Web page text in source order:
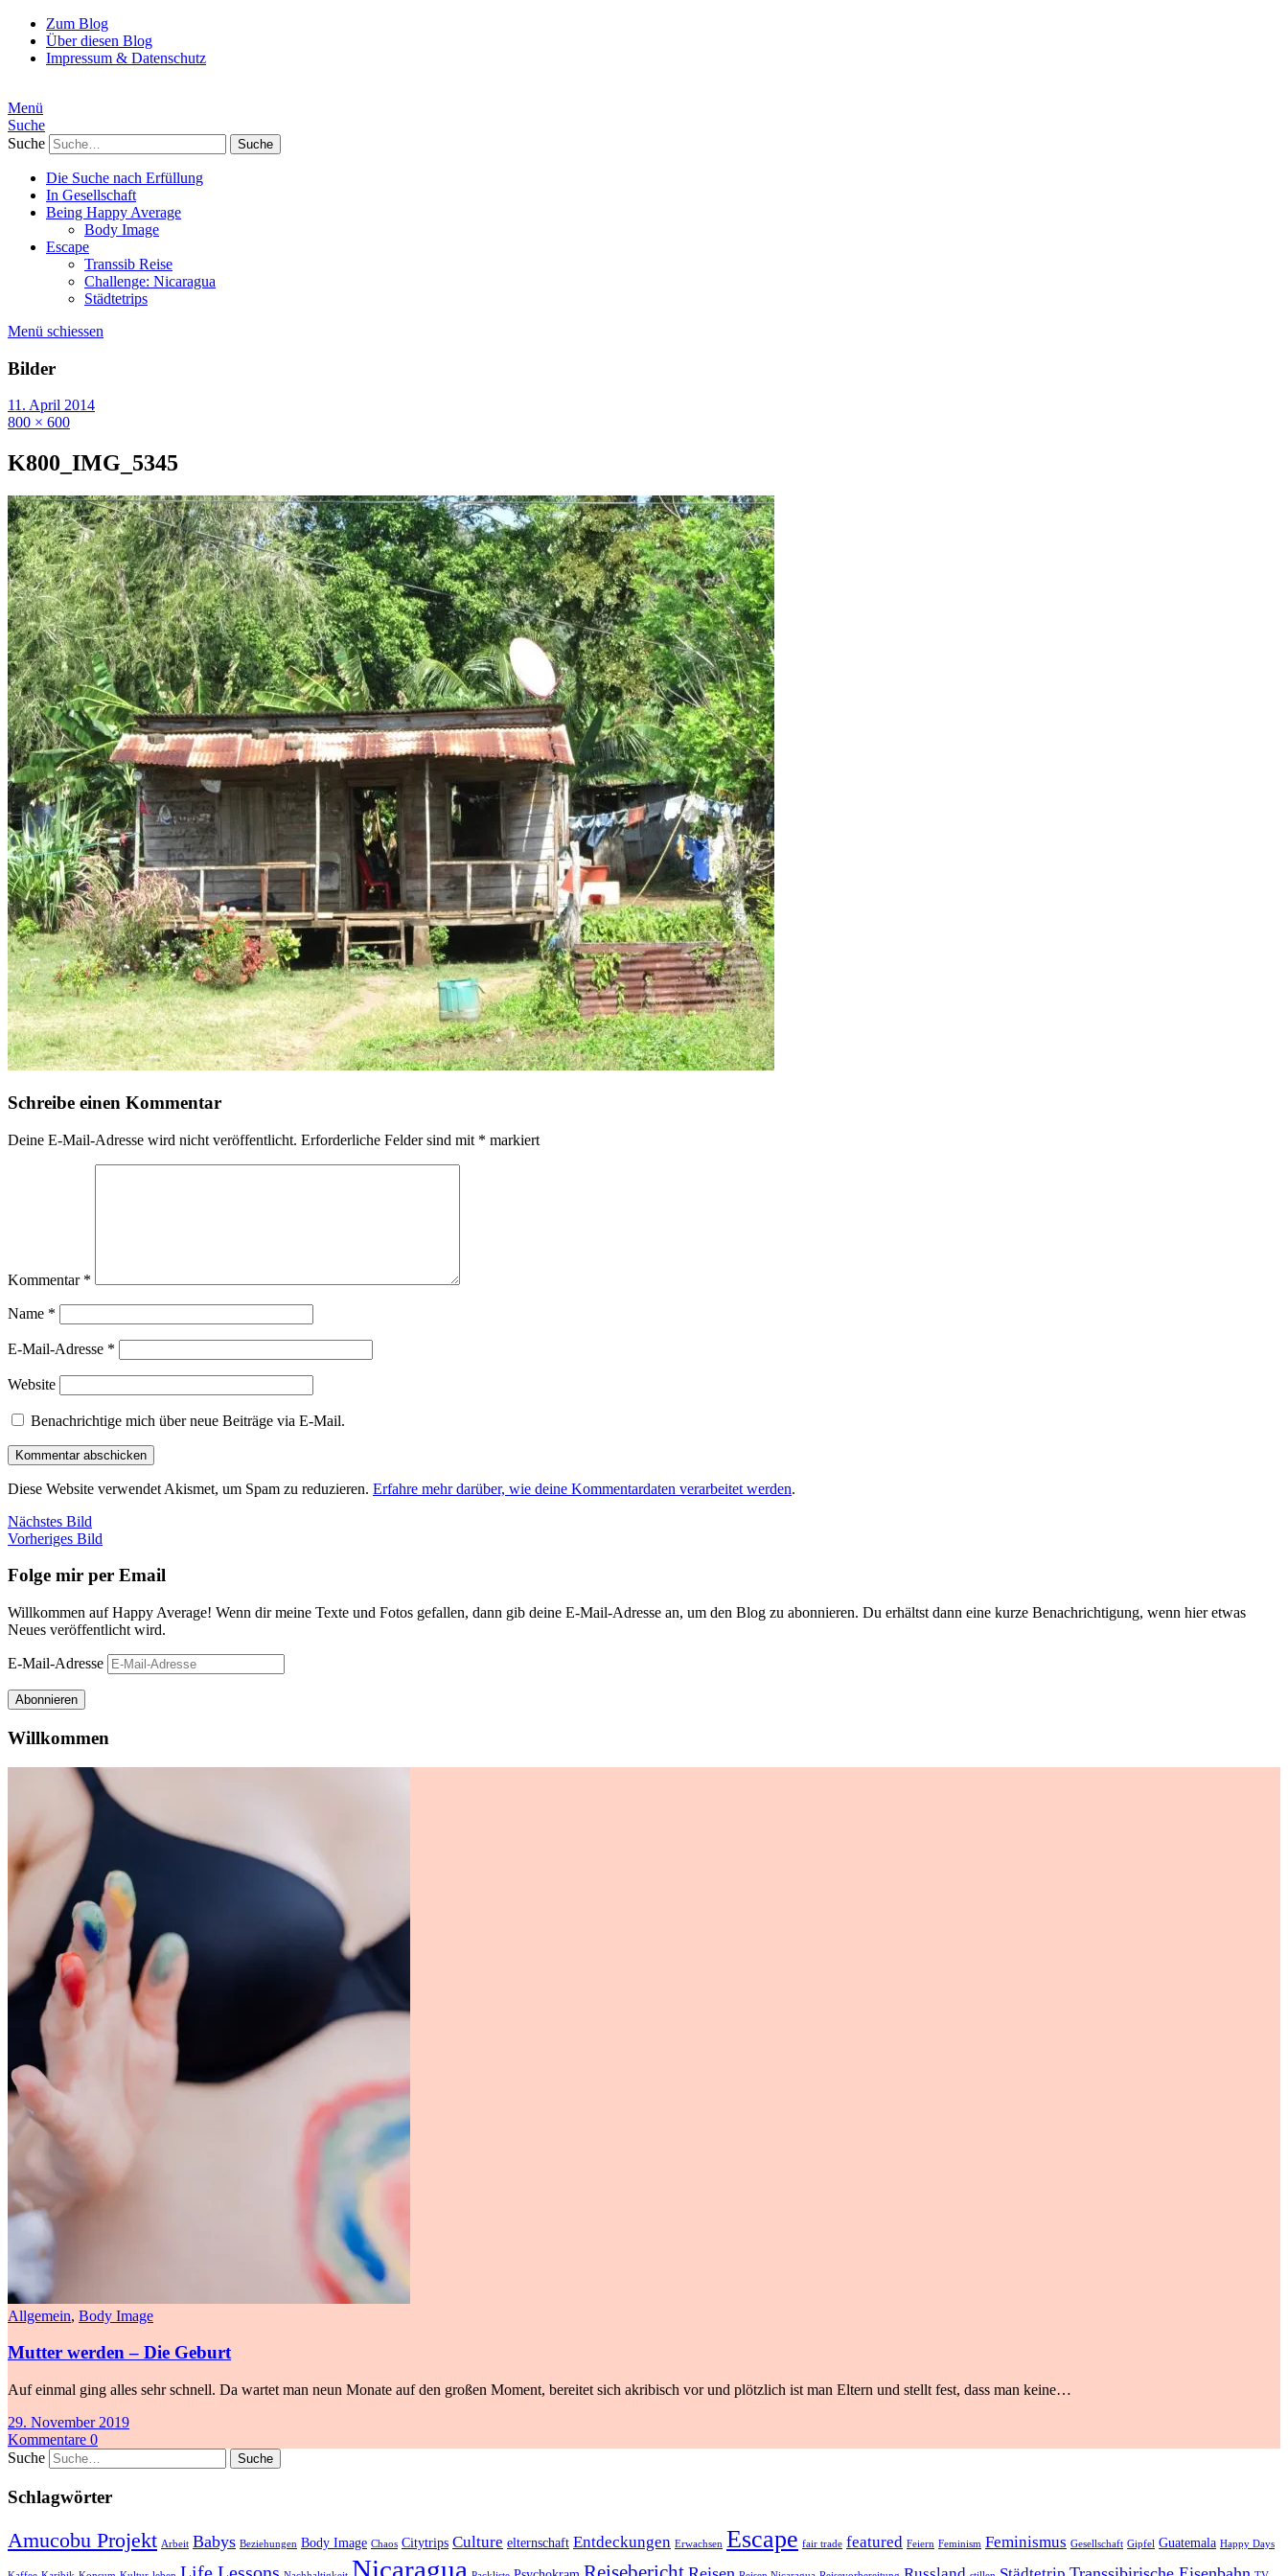
Zum Blog
Über diesen Blog
Impressum & Datenschutz
Menü
Suche
Suche
Die Suche nach Erfüllung
In Gesellschaft
Being Happy Average
Body Image
Escape
Transsib Reise
Challenge: Nicaragua
Städtetrips
Menü schiessen
Bilder
11. April 2014
800 × 600
K800_IMG_5345
Schreibe einen Kommentar
Deine E-Mail-Adresse wird nicht veröffentlicht. Erforderliche Felder sind mit * markiert
Kommentar *
Name *
E-Mail-Adresse *
Website
Benachrichtige mich über neue Beiträge via E-Mail.
Diese Website verwendet Akismet, um Spam zu reduzieren. Erfahre mehr darüber, wie deine Kommentardaten verarbeitet werden.
Nächstes Bild
Vorheriges Bild
Folge mir per Email
Willkommen auf Happy Average! Wenn dir meine Texte und Fotos gefallen, dann gib deine E-Mail-Adresse an, um den Blog zu abonnieren. Du erhältst dann eine kurze Benachrichtigung, wenn hier etwas
Neues veröffentlicht wird.
E-Mail-Adresse
Abonnieren
Willkommen
Allgemein, Body Image
Mutter werden – Die Geburt
Auf einmal ging alles sehr schnell. Da wartet man neun Monate auf den großen Moment, bereitet sich akribisch vor und plötzlich ist man Eltern und stellt fest, dass man keine…
29. November 2019
Kommentare 0
Suche
Schlagwörter
Amucobu Projekt Arbeit Babys Beziehungen Body Image Chaos Citytrips Culture elternschaft Entdeckungen Erwachsen Escape fair trade featured Feiern Feminism Feminismus Gesellschaft Gipfel Guatemala Happy Days
Nicaragua